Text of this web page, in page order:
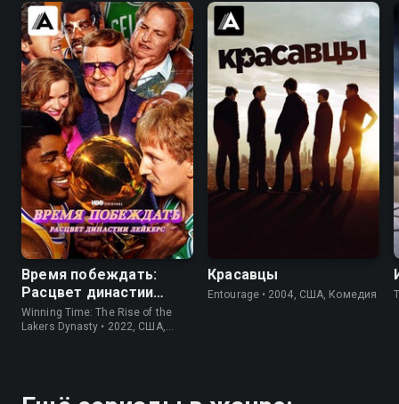
8.6 8.3
Время побеждать:
Расцвет династии
Лейкерс
Winning Time: The Rise of the
Lakers Dynasty • 2022, США,
Красавцы
Entourage • 2004, США, Комедия